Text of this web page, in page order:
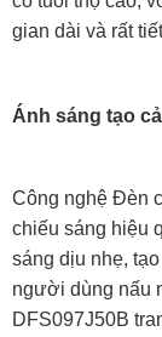
gian dài và rất
Ánh sáng tạo
Công nghệ Đèn
chiếu sáng hiệu
sáng dịu nhẹ,
người dùng nấu
DFS097J50B